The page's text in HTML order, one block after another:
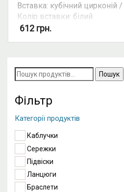
Вставка: кубічний цирконій /
Колір вставки: білий.
Вид: круглий камінь,
612 грн.
Пошук
за
запитом:
Фільтр
Категорії продуктів
Каблучки
Сережки
Підвіски
Ланцюги
Браслети